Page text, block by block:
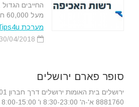
מעל 60,000 חייבים (כ-30%...
מערכת Tips4u
סופר פארם ירושלים